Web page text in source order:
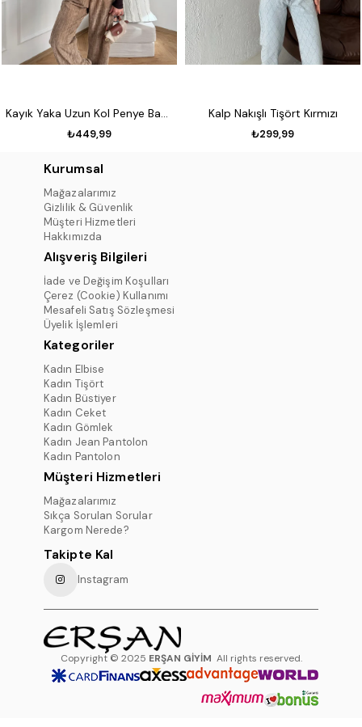
Kayık Yaka Uzun Kol Penye Badi Koyu kahve
₺449,99
Kalp Nakışlı Tişört Kırmızı
₺299,99
Kurumsal
Mağazalarımız
Gizlilik & Güvenlik
Müşteri Hizmetleri
Hakkımızda
Alışveriş Bilgileri
İade ve Değişim Koşulları
Çerez (Cookie) Kullanımı
Mesafeli Satış Sözleşmesi
Üyelik İşlemleri
Kategoriler
Kadın Elbise
Kadın Tişört
Kadın Büstiyer
Kadın Ceket
Kadın Gömlek
Kadın Jean Pantolon
Kadın Pantolon
Müşteri Hizmetleri
Mağazalarımız
Sıkça Sorulan Sorular
Kargom Nerede?
Takipte Kal
Instagram
Copyright © 2025 ERŞAN GİYİM All rights reserved.